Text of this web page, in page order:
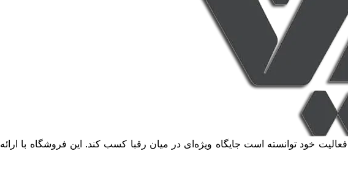
خود توانسته است جایگاه ویژه‌ای در میان رقبا کسب کند. این فروشگاه با ارائه